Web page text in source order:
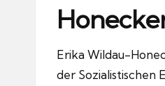
Erika Wildau-
der Sozialistischen